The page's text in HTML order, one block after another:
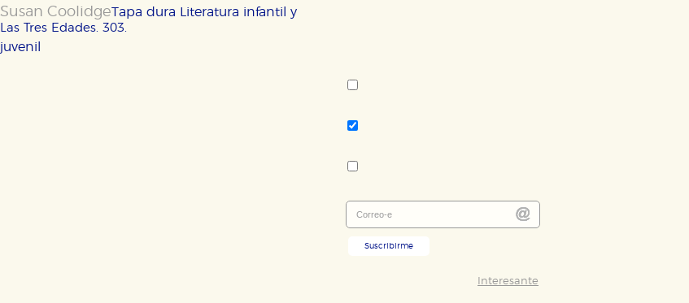
Susan Coolidge
Las Tres Edades. 303.
Tapa dura Literatura infantil y
juvenil
Suscribirme
Interesante